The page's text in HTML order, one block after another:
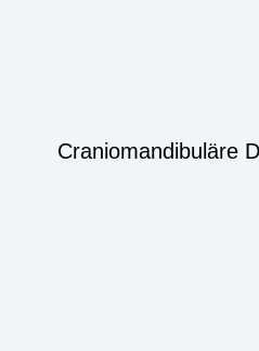
Craniomandibuläre